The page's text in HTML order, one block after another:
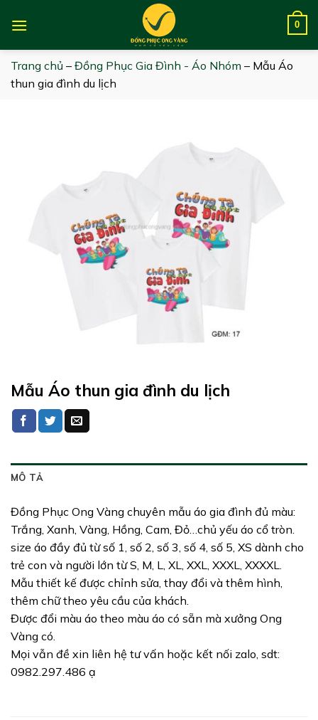
0
Trang chủ – Đồng Phục Gia Đình - Áo Nhóm – Mẫu Áo
thun gia đình du lịch
Mẫu Áo thun gia đình du lịch
MÔ TẢ
Đồng Phục Ong Vàng chuyên mẫu áo gia đình đủ màu:
Trắng, Xanh, Vàng, Hồng, Cam, Đỏ…chủ yếu áo cổ tròn.
size áo đầy đủ từ số 1, số 2, số 3, số 4, số 5, XS dành cho
trẻ con và người lớn từ S, M, L, XL, XXL, XXXL, XXXXL.
Mẫu thiết kế được chỉnh sửa, thay đổi và thêm hình,
thêm chữ theo yêu cầu của khách.
Được đổi màu áo theo màu áo có sẵn mà xưởng Ong
Vàng có.
Mọi vẫn đề xin liên hệ tư vấn hoặc kết nối zalo, sdt:
0982.297.486 ạ